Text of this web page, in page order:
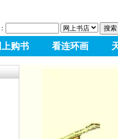
上购书 看连环画